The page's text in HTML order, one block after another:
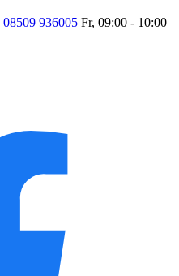
08509 936005 Fr, 09:00 - 10:00